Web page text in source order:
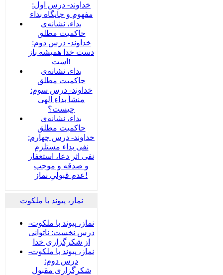
خداوند- درس اول:
مفهوم و جایگاه بداء
بداء، نشانه‌ی
حاکمیت مطلق
خداوند- درس دوم:
دست خدا همیشه باز
است!
بداء، نشانه‌ی
حاکمیت مطلق
خداوند- درس سوم:
منشأ بداءِ الهی
چیست؟
بداء، نشانه‌ی
حاکمیت مطلق
خداوند- درس چهارم:
نفی بداء مستلزم
نفی اثر دعا، استغفار
و صدقه و موجب
عدم قبولیِ نماز!
نماز، پیوند با ملکوت
نماز، پیوند با ملکوت-
درس نخست: ناتوانی
از شکرگزاری خدا
نماز، پیوند با ملکوت-
درس دوم:
شکرگزاری مقبول